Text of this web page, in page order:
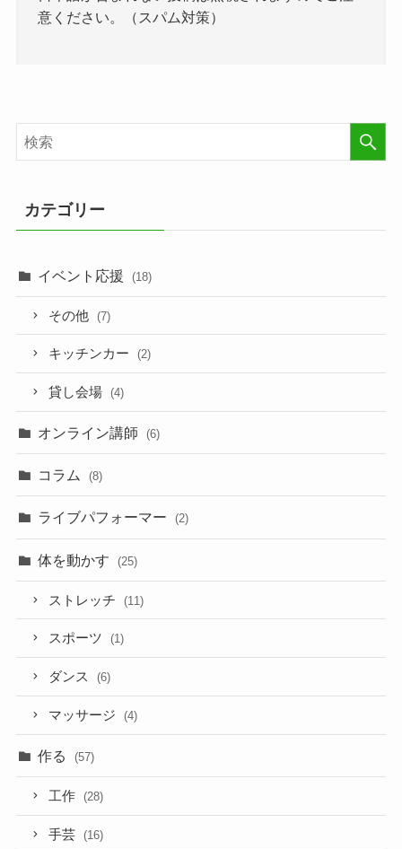
意ください。（スパム対策）
カテゴリー
イベント応援 (18)
その他 (7)
キッチンカー (2)
貸し会場 (4)
オンライン講師 (6)
コラム (8)
ライブパフォーマー (2)
体を動かす (25)
ストレッチ (11)
スポーツ (1)
ダンス (6)
マッサージ (4)
作る (57)
工作 (28)
手芸 (16)